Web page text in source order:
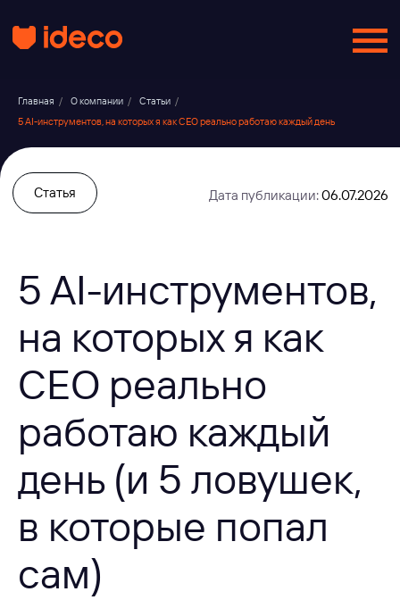
Главная / О компании / Статьи /
5 AI-инструментов, на которых я как CEO реально работаю каждый день
5 AI-инструментов,
на которых я как
CEO реально
работаю каждый
день (и 5 ловушек,
в которые попал
сам)